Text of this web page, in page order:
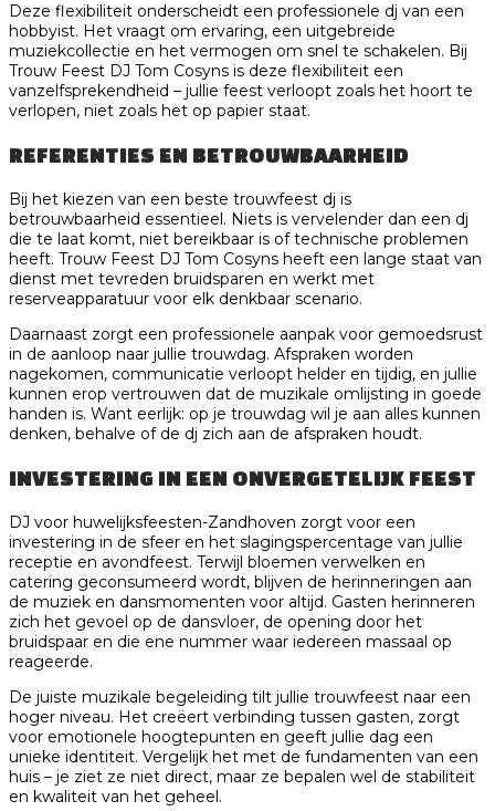
Deze flexibiliteit onderscheidt een professionele dj van een
hobbyist. Het vraagt om ervaring, een uitgebreide
muziekcollectie en het vermogen om snel te schakelen. Bij
Trouw Feest DJ Tom Cosyns is deze flexibiliteit een
vanzelfsprekendheid – jullie feest verloopt zoals het hoort te
verlopen, niet zoals het op papier staat.
REFERENTIES EN BETROUWBAARHEID
Bij het kiezen van een beste trouwfeest dj is
betrouwbaarheid essentieel. Niets is vervelender dan een dj
die te laat komt, niet bereikbaar is of technische problemen
heeft. Trouw Feest DJ Tom Cosyns heeft een lange staat van
dienst met tevreden bruidsparen en werkt met
reserveapparatuur voor elk denkbaar scenario.
Daarnaast zorgt een professionele aanpak voor gemoedsrust
in de aanloop naar jullie trouwdag. Afspraken worden
nagekomen, communicatie verloopt helder en tijdig, en jullie
kunnen erop vertrouwen dat de muzikale omlijsting in goede
handen is. Want eerlijk: op je trouwdag wil je aan alles kunnen
denken, behalve of de dj zich aan de afspraken houdt.
INVESTERING IN EEN ONVERGETELIJK FEEST
DJ voor huwelijksfeesten-Zandhoven zorgt voor een
investering in de sfeer en het slagingspercentage van jullie
receptie en avondfeest. Terwijl bloemen verwelken en
catering geconsumeerd wordt, blijven de herinneringen aan
de muziek en dansmomenten voor altijd. Gasten herinneren
zich het gevoel op de dansvloer, de opening door het
bruidspaar en die ene nummer waar iedereen massaal op
reageerde.
De juiste muzikale begeleiding tilt jullie trouwfeest naar een
hoger niveau. Het creëert verbinding tussen gasten, zorgt
voor emotionele hoogtepunten en geeft jullie dag een
unieke identiteit. Vergelijk het met de fundamenten van een
huis – je ziet ze niet direct, maar ze bepalen wel de stabiliteit
en kwaliteit van het geheel.